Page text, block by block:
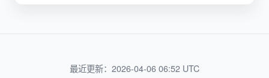
最近更新：2026-04-06 06:52 UTC